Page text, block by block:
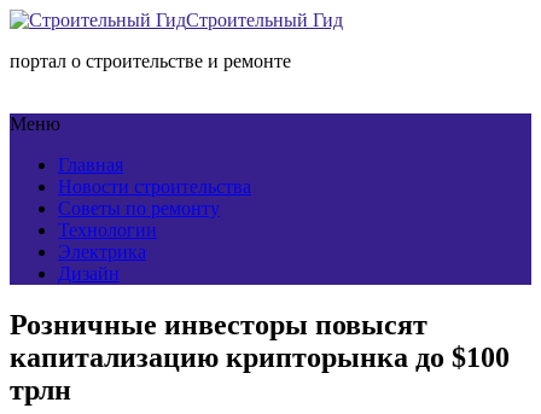
Строительный Гид
портал о строительстве и ремонте
Меню
Главная
Новости строительства
Советы по ремонту
Технологии
Электрика
Дизайн
Розничные инвесторы повысят
капитализацию крипторынка до $100
трлн